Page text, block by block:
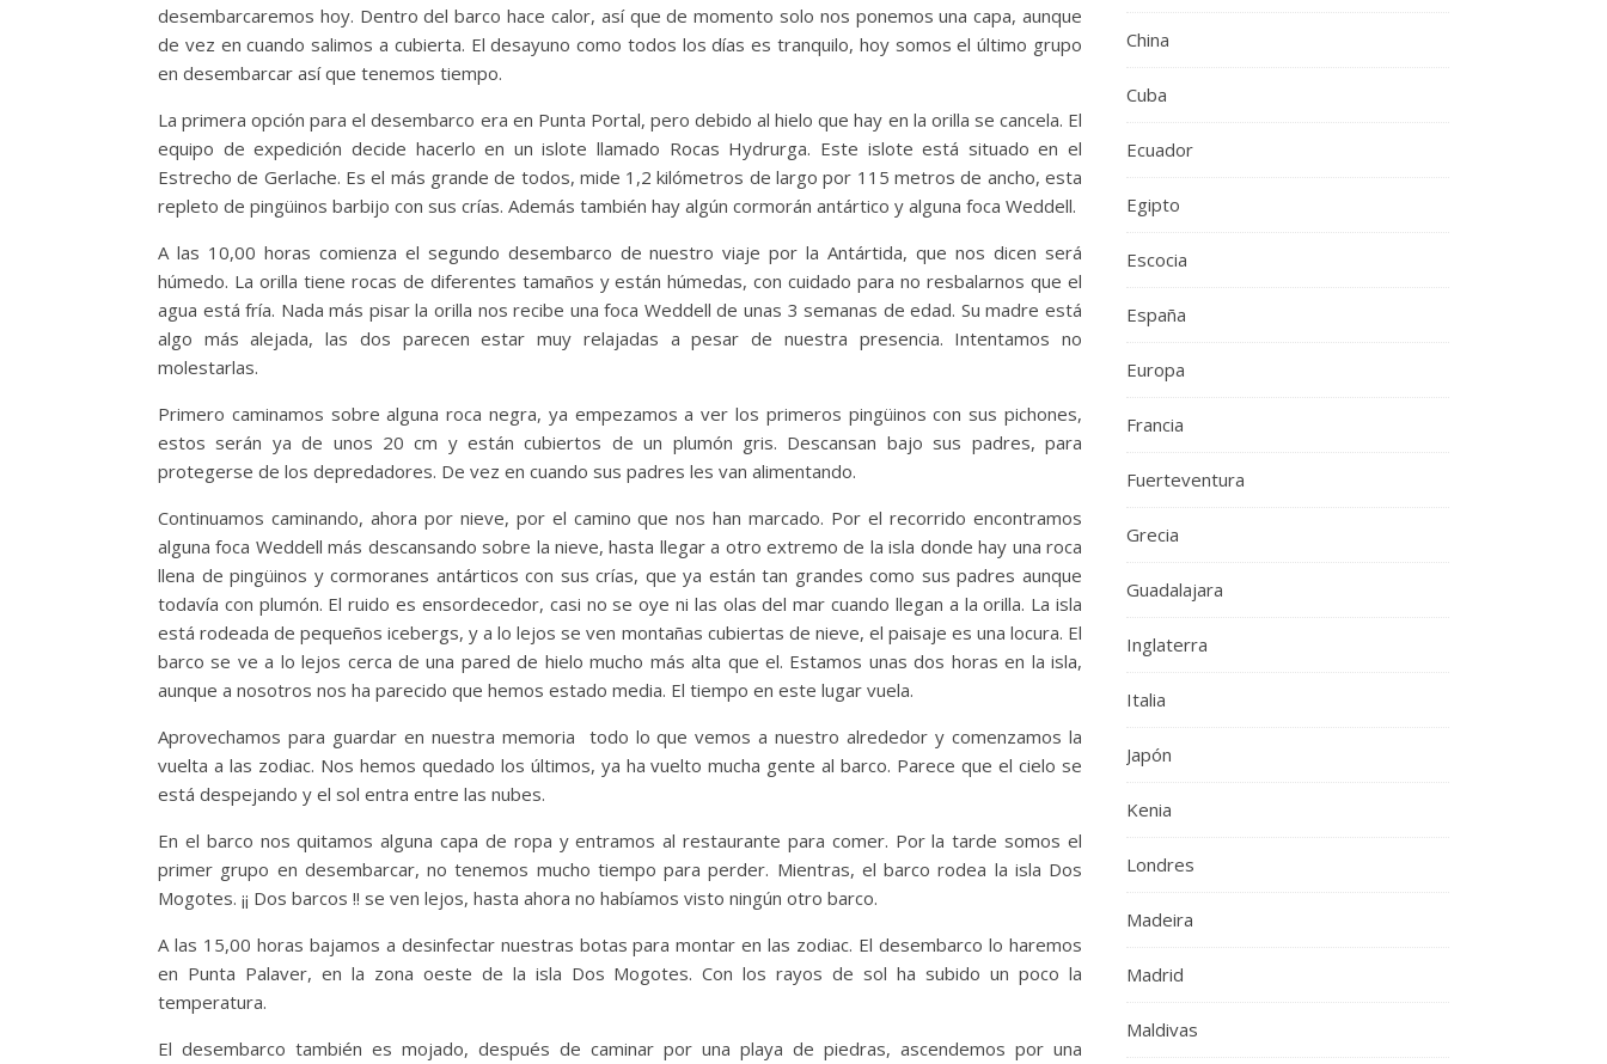
desembarcaremos hoy. Dentro del barco hace calor, así que de momento solo nos ponemos una capa, aunque
de vez en cuando salimos a cubierta. El desayuno como todos los días es tranquilo, hoy somos el último grupo
en desembarcar así que tenemos tiempo.
La primera opción para el desembarco era en Punta Portal, pero debido al hielo que hay en la orilla se cancela. El
equipo de expedición decide hacerlo en un islote llamado Rocas Hydrurga. Este islote está situado en el
Estrecho de Gerlache. Es el más grande de todos, mide 1,2 kilómetros de largo por 115 metros de ancho, esta
repleto de pingüinos barbijo con sus crías. Además también hay algún cormorán antártico y alguna foca Weddell.
A las 10,00 horas comienza el segundo desembarco de nuestro viaje por la Antártida, que nos dicen será
húmedo. La orilla tiene rocas de diferentes tamaños y están húmedas, con cuidado para no resbalarnos que el
agua está fría. Nada más pisar la orilla nos recibe una foca Weddell de unas 3 semanas de edad. Su madre está
algo más alejada, las dos parecen estar muy relajadas a pesar de nuestra presencia. Intentamos no
molestarlas.
Primero caminamos sobre alguna roca negra, ya empezamos a ver los primeros pingüinos con sus pichones,
estos serán ya de unos 20 cm y están cubiertos de un plumón gris. Descansan bajo sus padres, para
protegerse de los depredadores. De vez en cuando sus padres les van alimentando.
Continuamos caminando, ahora por nieve, por el camino que nos han marcado. Por el recorrido encontramos
alguna foca Weddell más descansando sobre la nieve, hasta llegar a otro extremo de la isla donde hay una roca
llena de pingüinos y cormoranes antárticos con sus crías, que ya están tan grandes como sus padres aunque
todavía con plumón. El ruido es ensordecedor, casi no se oye ni las olas del mar cuando llegan a la orilla. La isla
está rodeada de pequeños icebergs, y a lo lejos se ven montañas cubiertas de nieve, el paisaje es una locura. El
barco se ve a lo lejos cerca de una pared de hielo mucho más alta que el. Estamos unas dos horas en la isla,
aunque a nosotros nos ha parecido que hemos estado media. El tiempo en este lugar vuela.
Aprovechamos para guardar en nuestra memoria todo lo que vemos a nuestro alrededor y comenzamos la
vuelta a las zodiac. Nos hemos quedado los últimos, ya ha vuelto mucha gente al barco. Parece que el cielo se
está despejando y el sol entra entre las nubes.
En el barco nos quitamos alguna capa de ropa y entramos al restaurante para comer. Por la tarde somos el
primer grupo en desembarcar, no tenemos mucho tiempo para perder. Mientras, el barco rodea la isla Dos
Mogotes. ¡¡ Dos barcos !! se ven lejos, hasta ahora no habíamos visto ningún otro barco.
A las 15,00 horas bajamos a desinfectar nuestras botas para montar en las zodiac. El desembarco lo haremos
en Punta Palaver, en la zona oeste de la isla Dos Mogotes. Con los rayos de sol ha subido un poco la
temperatura.
El desembarco también es mojado, después de caminar por una playa de piedras, ascendemos por una
China
Cuba
Ecuador
Egipto
Escocia
España
Europa
Francia
Fuerteventura
Grecia
Guadalajara
Inglaterra
Italia
Japón
Kenia
Londres
Madeira
Madrid
Maldivas